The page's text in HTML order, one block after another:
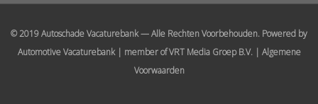
© 2019 Autoschade Vacaturebank — Alle Rechten Voorbehouden. Powered by
Automotive Vacaturebank| member ofVRT Media Groep B.V.| Algemene
Voorwaarden